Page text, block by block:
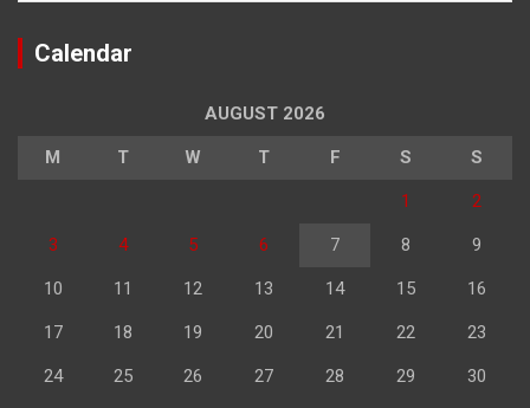
Calendar
AUGUST 2026
M T W T F S S
1 2
3 4 5 6 7 8 9
10 11 12 13 14 15 16
17 18 19 20 21 22 23
24 25 26 27 28 29 30